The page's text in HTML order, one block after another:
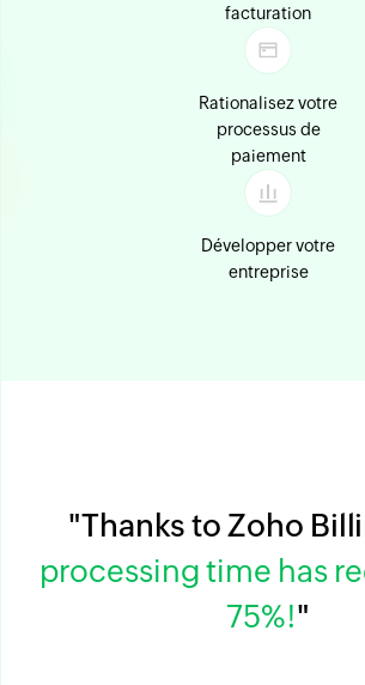
facturation
Rationalisez votre
processus de
paiement
Développer votre
entreprise
"Thanks to Zoho
processing time has
75%!"